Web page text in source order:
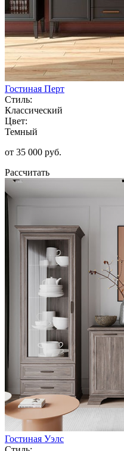
Гостиная Перт
Стиль:
Классический
Цвет:
Темный
от 35 000 руб.
Рассчитать
Гостиная Уэлс